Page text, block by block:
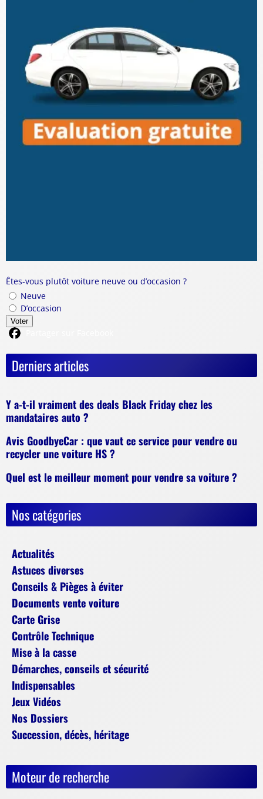
Êtes-vous plutôt voiture neuve ou d’occasion ?
Neuve
D’occasion
Voter
Derniers articles
Y a-t-il vraiment des deals Black Friday chez les
mandataires auto ?
Avis GoodbyeCar : que vaut ce service pour vendre ou
recycler une voiture HS ?
Quel est le meilleur moment pour vendre sa voiture ?
Nos catégories
Actualités
Astuces diverses
Conseils & Pièges à éviter
Documents vente voiture
Carte Grise
Contrôle Technique
Mise à la casse
Démarches, conseils et sécurité
Indispensables
Jeux Vidéos
Nos Dossiers
Succession, décès, héritage
Moteur de recherche